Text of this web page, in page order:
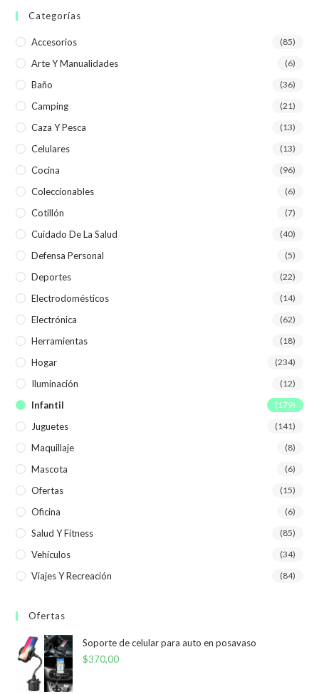
Categorías
Accesorios (85)
Arte Y Manualidades (6)
Baño (36)
Camping (21)
Caza Y Pesca (13)
Celulares (13)
Cocina (96)
Coleccionables (6)
Cotillón (7)
Cuidado De La Salud (40)
Defensa Personal (5)
Deportes (22)
Electrodomésticos (14)
Electrónica (62)
Herramientas (18)
Hogar (234)
Iluminación (12)
Infantil (179)
Juguetes (141)
Maquillaje (8)
Mascota (6)
Ofertas (15)
Oficina (6)
Salud Y Fitness (85)
Vehículos (34)
Viajes Y Recreación (84)
Ofertas
Soporte de celular para auto en posavaso
$370,00